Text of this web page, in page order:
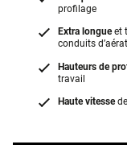
profilage
Extra longueet
conduits
Hauteurs de
travail
Haute vitesse